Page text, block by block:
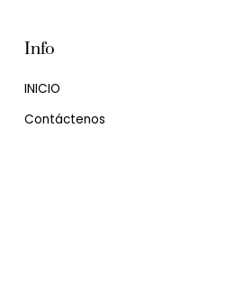
Info
INICIO
Contáctenos